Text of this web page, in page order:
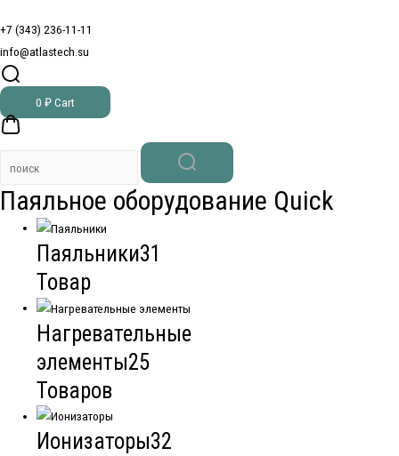
+7 (343) 236-11-11
info@atlastech.su
0 ₽Cart
Паяльное оборудование Quick
Паяльники31
Товар
Нагревательные
элементы25
Товаров
Ионизаторы32